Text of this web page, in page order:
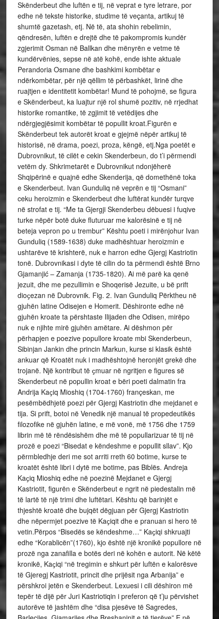
Skënderbeut dhe luftën e tij, në veprat e tyre letrare, por
edhe në tekste historike, studime të veçanta, artikuj të
shumtë gazetash, etj. Në të, ata shohin rebelimin,
qëndresën, luftën e drejtë dhe të pakompromis kundër
zgjerimit Osman në Ballkan dhe mënyrën e vetme të
kundërvënies, sepse në atë kohë, ende ishte aktuale
Perandoria Osmane dhe bashkimi kombëtar e
ndërkombëtar, për një qëllim të përbashkët, lirinë dhe
ruajtjen e identitetit kombëtar! Mund të pohojmë, se figura
e Skënderbeut, ka luajtur një rol shumë pozitiv, në rrjedhat
historike romantike, të zgjimit të vetëdijes dhe
ndërgjegjësimit kombëtar të popullit kroat.Figurën e
Skënderbeut tek autorët kroat e gjejmë nëpër artikuj të
historisë, në drama, poezi, proza, këngë, etj.Nga poetët e
Dubrovnikut, të cilët e cekin Skenderbeun, do t’i përmendi
vetëm dy. Shkrimetarët e Dubrovnikut ndonjëherë
Shqipërinë e quajnë edhe Skenderija, që domethënë toka
e Skenderbeut. Ivan Gunduliq në veprën e tij “Osmani”
ceku heroizmin e Skenderbeut dhe luftërat kundër turqve
në strofat e tij. “Me ta Gjergji Skenderbeu dëbuesi i fuqive
turke nëpër botë duke fluturuar me kalorësinë e tij në
beteja vepron po u trembur” Kështu poeti i mirënjohur Ivan
Gunduliq (1589-1638) duke madhështuar heroizmin e
ushtarëve të krishterë, nuk e harron edhe Gjergj Kastriotin
tonë. Dubrovnikasi i dyte të cilin do ta përmendi është Brno
Gjamanjić – Zamanja (1735-1820). Ai më parë ka qenë
jezuit, dhe me pezullimin e Shoqerisë Jezuite, u bë prift
dioҫezan në Dubrovnik. Fig. 2. Ivan Gunduliq Përktheu në
gjuhën latine Odisejen e Homerit. Dëshironte edhe në
gjuhën kroate ta përshtaste Ilijaden dhe Odisen, mirëpo
nuk e njihte mirë gjuhën amëtare. Ai dëshmon për
përhapjen e poezive popullore kroate mbi Skenderbeun,
Sibinjan Jankin dhe princin Markun, kurse si klasik është
ankuar që Kroatët nuk i madhështojnë heronjët grekë dhe
trojanë. Një kontribut të ҫmuar në ngritjen e figures së
Skenderbeut në popullin kroat e bëri poeti dalmatin fra
Andrija Kaҫiq Mioshiq (1704-1760) françeskan, me
pesëmbëdhjetë poezi për Gjergj Kastriotin dhe mejdanet e
tija. Si prift, botoi në Venedik një manual të propedeutikës
filozofike në gjuhën latine, e më vonë, më 1756 dhe 1759
librin më të rëndësishëm dhe më të popullarizuar të tij në
prozë e poezi “Bisedat e këndeshme e popullit sllav”. Kjo
përmbledhje deri me sot arriti rreth 60 botime, kurse te
kroatët është libri i dytë me botime, pas Biblës. Andreja
Kaҫiq Mioshiq edhe në poezinë Mejdanet e Gjergj
Kastriotit, figurën e Skënderbeut e ngrit në piedestalin më
të lartë të një trimi dhe luftëtari. Kështu që barinjët e
thjeshtë kroatë dhe bujqët dëgjuan për Gjergj Kastriotin
dhe nëpermjet poezive të Kaҫiqit dhe e pranuan si hero të
vetin.Përpos “Bisedës se këndeshme…” Kaҫiqi shkruajti
edhe “Korablicën”(1760), kjo është një kronikë popullore në
prozë nga zanafilla e botës deri në kohën e autorit. Në këtë
kronikë, Kaҫiqi “në tregimin e shkurt për luftën e kalorësve
të Gjeregj Kastriotit, princit dhe prijësit nga Arbanija” e
përshkroi jetën e Skenderbeut. Lexuesi i cili dëshiron më
tepër të dijë për Juri Kastriotiqin i preferon që t’ju përvishet
autorëve të jashtëm dhe “disa pjesëve të Sagredes,